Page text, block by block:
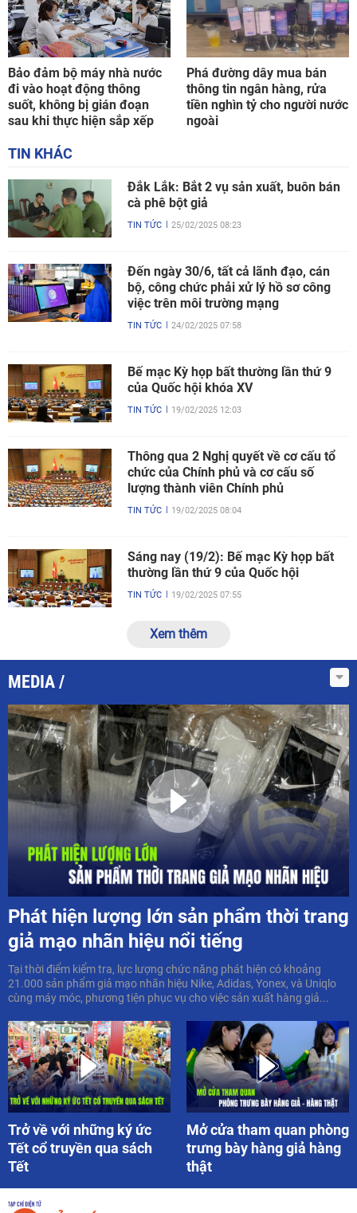
Bảo đảm bộ máy nhà nước
đi vào hoạt động thông
suốt, không bị gián đoạn
sau khi thực hiện sắp xếp
Phá đường dây mua bán
thông tin ngân hàng, rửa
tiền nghìn tỷ cho người nước
ngoài
TIN KHÁC
Đắk Lắk: Bắt 2 vụ sản xuất, buôn bán
cà phê bột giả
TIN TỨC 25/02/2025 08:23
Đến ngày 30/6, tất cả lãnh đạo, cán
bộ, công chức phải xử lý hồ sơ công
việc trên môi trường mạng
TIN TỨC 24/02/2025 07:58
Bế mạc Kỳ họp bất thường lần thứ 9
của Quốc hội khóa XV
TIN TỨC 19/02/2025 12:03
Thông qua 2 Nghị quyết về cơ cấu tổ
chức của Chính phủ và cơ cấu số
lượng thành viên Chính phủ
TIN TỨC 19/02/2025 08:04
Sáng nay (19/2): Bế mạc Kỳ họp bất
thường lần thứ 9 của Quốc hội
TIN TỨC 19/02/2025 07:55
Xem thêm
MEDIA
Phát hiện lượng lớn sản phẩm thời trang
giả mạo nhãn hiệu nổi tiếng
Tại thời điểm kiểm tra, lực lượng chức năng phát hiện có khoảng
21.000 sản phẩm giả mạo nhãn hiệu Nike, Adidas, Yonex, và Uniqlo
cùng máy móc, phương tiện phục vụ cho việc sản xuất hàng giả...
Trở về với những ký ức
Tết cổ truyền qua sách
Tết
Mở cửa tham quan phòng
trưng bày hàng giả hàng
thật